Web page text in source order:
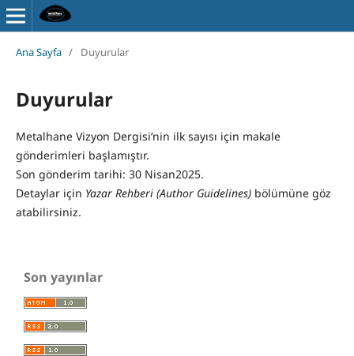
Ana Sayfa / Duyurular
Duyurular
Metalhane Vizyon Dergisi’nin ilk sayısı için makale
gönderimleri başlamıştır.
Son gönderim tarihi: 30 Nisan2025.
Detaylar için Yazar Rehberi (Author Guidelines)bölümüne göz
atabilirsiniz.
Son yayınlar